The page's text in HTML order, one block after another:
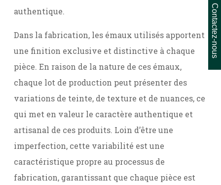
authentique.
Dans la fabrication, les émaux utilisés apportent
une finition exclusive et distinctive à chaque
pièce. En raison de la nature de ces émaux,
chaque lot de production peut présenter des
variations de teinte, de texture et de nuances, ce
qui met en valeur le caractère authentique et
artisanal de ces produits. Loin d’être une
imperfection, cette variabilité est une
caractéristique propre au processus de
fabrication, garantissant que chaque pièce est
Contactez-nous